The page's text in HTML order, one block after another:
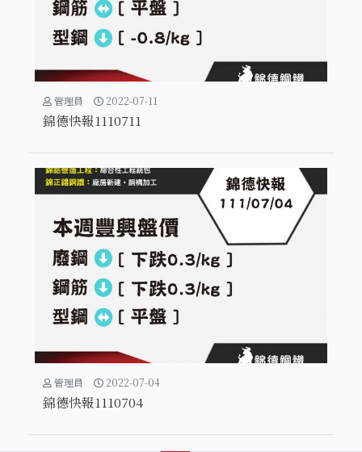
管理員 2022-07-11
錦德快報1110711
管理員 2022-07-04
錦德快報1110704